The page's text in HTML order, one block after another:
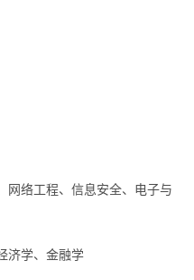
网络工程、信息安全、电子与
济学、金融学